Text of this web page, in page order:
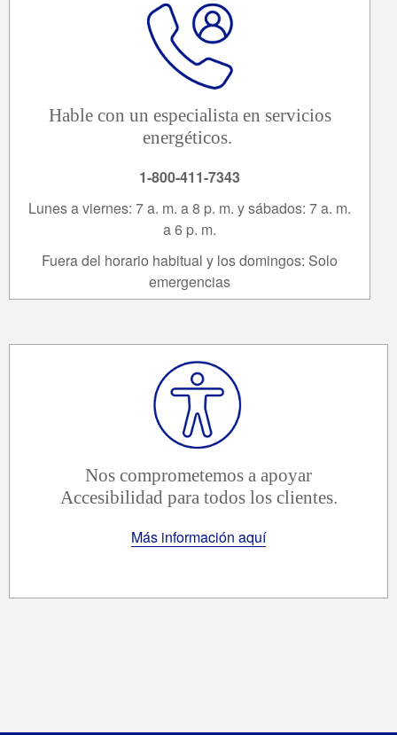
Hable con un especialista en servicios
energéticos.
1-800-411-7343
Lunes a viernes: 7 a. m. a 8 p. m. y sábados: 7 a. m.
a 6 p. m.
Fuera del horario habitual y los domingos: Solo
emergencias
Nos comprometemos a apoyar
Accesibilidad para todos los clientes.
Más información aquí